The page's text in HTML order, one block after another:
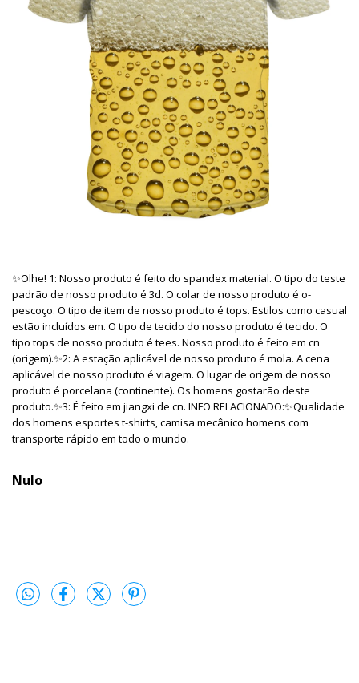
✨Olhe! 1: Nosso produto é feito do spandex material. O tipo do teste
padrão de nosso produto é 3d. O colar de nosso produto é o-
pescoço. O tipo de item de nosso produto é tops. Estilos como casual
estão incluídos em. O tipo de tecido do nosso produto é tecido. O
tipo tops de nosso produto é tees. Nosso produto é feito em cn
(origem).✨2: A estação aplicável de nosso produto é mola. A cena
aplicável de nosso produto é viagem. O lugar de origem de nosso
produto é porcelana (continente). Os homens gostarão deste
produto.✨3: É feito em jiangxi de cn. INFO RELACIONADO:✨Qualidade
dos homens esportes t-shirts, camisa mecânico homens com
transporte rápido em todo o mundo.
Nulo